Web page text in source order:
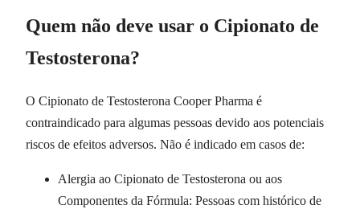
Quem não deve usar o Cipionato de
Testosterona?
O Cipionato de Testosterona Cooper Pharma é
contraindicado para algumas pessoas devido aos potenciais
riscos de efeitos adversos. Não é indicado em casos de:
Alergia ao Cipionato de Testosterona ou aos
Componentes da Fórmula: Pessoas com histórico de